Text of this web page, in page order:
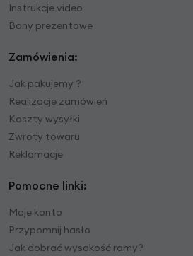
Instrukcje video
Bony prezentowe
Zamówienia:
Jak pakujemy ?
Realizacje zamówień
Koszty wysyłki
Zwroty towaru
Reklamacje
Pomocne linki:
Moje konto
Przypomnij hasło
Jak dobrać wysokość ramy?